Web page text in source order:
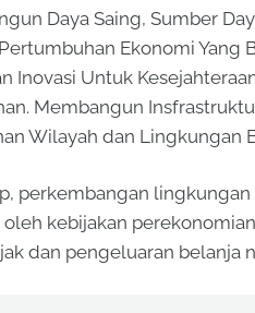
Daya Saing, Sumber
Ekonomi Yang
Inovasi Untuk
Membangun
Wilayah dan Lingkungan
perkembangan
kebijakan
dan pengeluaran belanja